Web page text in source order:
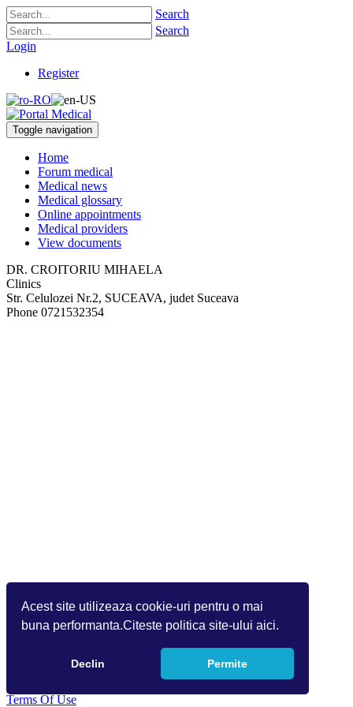
Acest site utilizeaza cookie-uri pentru o mai
buna performanta.Citeste politica site-ului aici.
Declin Permite
Search
Search
Login
Register
Toggle navigation
Home
Forum medical
Medical news
Medical glossary
Online appointments
Medical providers
View documents
DR. CROITORIU MIHAELA
Clinics
Str. Celulozei Nr.2, SUCEAVA, judet Suceava
Phone 0721532354
Terms Of Use